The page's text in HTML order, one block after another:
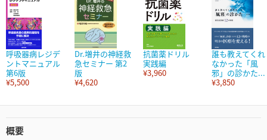
呼吸器病レジデ
ントマニュアル
第6版
¥5,500
Dr.増井の神経救
急セミナー 第2
版
¥4,620
抗菌薬ドリル
実践編
¥3,960
誰も教えてくれ
なかった「風
邪」の診かた...
¥3,850
概要